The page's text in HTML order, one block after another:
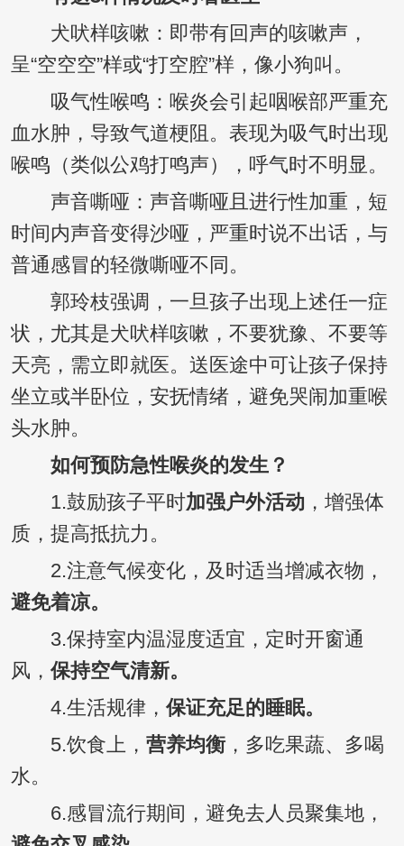
犬吠样咳嗽：即带有回声的咳嗽声，
呈“空空空”样或“打空腔”样，像小狗叫。
吸气性喉鸣：喉炎会引起咽喉部严重充
血水肿，导致气道梗阻。表现为吸气时出现
喉鸣（类似公鸡打鸣声），呼气时不明显。
声音嘶哑：声音嘶哑且进行性加重，短
时间内声音变得沙哑，严重时说不出话，与
普通感冒的轻微嘶哑不同。
郭玲枝强调，一旦孩子出现上述任一症
状，尤其是犬吠样咳嗽，不要犹豫、不要等
天亮，需立即就医。送医途中可让孩子保持
坐立或半卧位，安抚情绪，避免哭闹加重喉
头水肿。
如何预防急性喉炎的发生？
1.鼓励孩子平时加强户外活动 ，增强体
质，提高抵抗力。
2.注意气候变化，及时适当增减衣物，
避免着凉。
3.保持室内温湿度适宜，定时开窗通
风， 保持空气清新。
4.生活规律， 保证充足的睡眠。
5.饮食上， 营养均衡，多吃果蔬、多喝
水。
6.感冒流行期间，避免去人员聚集地，